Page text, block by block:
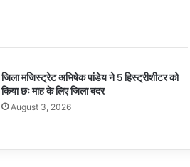
जिला मजिस्ट्रेट अभिषेक पांडेय ने 5 हिस्ट्रीशीटर को
किया छः माह के लिए जिला बदर
August 3, 2026